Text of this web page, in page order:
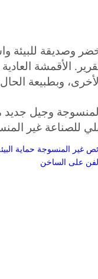
الأقمشة
وبطبيعة
المنسوجة وجيل
للصناعة غير
غير المنسوجة حماية
على الساخن